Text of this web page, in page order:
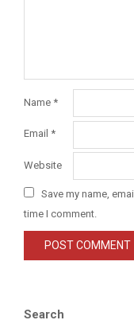
Name *
Email *
Website
Save my name,
time I comment.
Search